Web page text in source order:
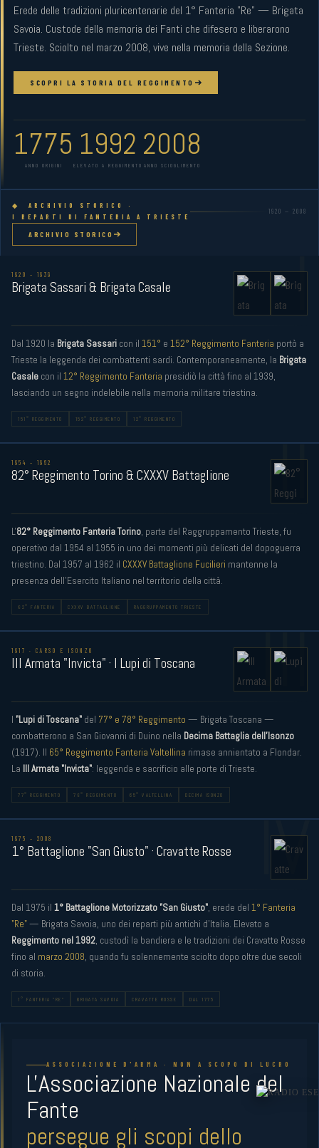
Erede delle tradizioni pluricentenarie del 1° Fanteria "Re" — Brigata
Savoia. Custode della memoria dei Fanti che difesero e liberarono
Trieste. Sciolto nel marzo 2008, vive nella memoria della Sezione.
SCOPRI LA STORIA DEL REGGIMENTO
1775
ANNO ORIGINI
1992
ELEVATO A REGGIMENTO
2008
ANNO SCIOGLIMENTO
◆ ARCHIVIO STORICO ·
I REPARTI DI FANTERIA A TRIESTE
1920 — 2008
ARCHIVIO STORICO
I
1920 – 1939
Brigata Sassari & Brigata Casale
Dal 1920 la Brigata Sassari con il 151° e 152° Reggimento Fanteria portò a
Trieste la leggenda dei combattenti sardi. Contemporaneamente, la Brigata
Casale con il 12° Reggimento Fanteria presidiò la città fino al 1939,
lasciando un segno indelebile nella memoria militare triestina.
151° REGGIMENTO 152° REGGIMENTO 12° REGGIMENTO
II
1954 – 1962
82° Reggimento Torino & CXXXV Battaglione
L'82° Reggimento Fanteria Torino, parte del Raggruppamento Trieste, fu
operativo dal 1954 al 1955 in uno dei momenti più delicati del dopoguerra
triestino. Dal 1957 al 1962 il CXXXV Battaglione Fucilieri mantenne la
presenza dell'Esercito Italiano nel territorio della città.
82° FANTERIA CXXXV BATTAGLIONE RAGGRUPPAMENTO TRIESTE
III
1917 · CARSO E ISONZO
III Armata "Invicta" · I Lupi di Toscana
I "Lupi di Toscana" del 77° e 78° Reggimento — Brigata Toscana —
combatterono a San Giovanni di Duino nella Decima Battaglia dell'Isonzo
(1917). Il 65° Reggimento Fanteria Valtellina rimase annientato a Flondar.
La III Armata "Invicta": leggenda e sacrificio alle porte di Trieste.
77° REGGIMENTO 78° REGGIMENTO 65° VALTELLINA DECIMA ISONZO
IV
1975 – 2008
1° Battaglione "San Giusto" · Cravatte Rosse
Dal 1975 il 1° Battaglione Motorizzato "San Giusto", erede del 1° Fanteria
"Re"— Brigata Savoia, uno dei reparti più antichi d'Italia. Elevato a
Reggimento nel 1992, custodì la bandiera e le tradizioni dei Cravatte Rosse
fino al marzo 2008, quando fu solennemente sciolto dopo oltre due secoli
di storia.
1° FANTERIA "RE" BRIGATA SAVOIA CRAVATTE ROSSE DAL 1775
ASSOCIAZIONE D'ARMA · NON A SCOPO DI LUCRO
L'Associazione Nazionale del
Fante
persegue gli scopi dello
RADIO ESERCITO
STREAMING LIVE